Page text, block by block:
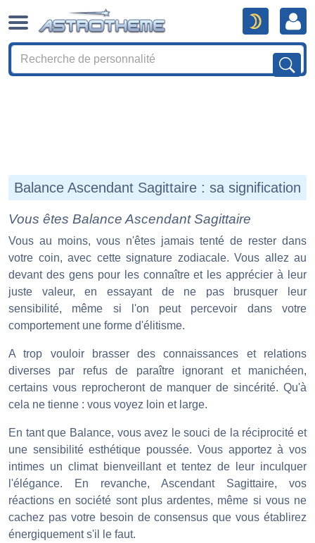
Balance Ascendant Sagittaire : sa signification
Vous êtes Balance Ascendant Sagittaire
Vous au moins, vous n'êtes jamais tenté de rester dans
votre coin, avec cette signature zodiacale. Vous allez au
devant des gens pour les connaître et les apprécier à leur
juste valeur, en essayant de ne pas brusquer leur
sensibilité, même si l'on peut percevoir dans votre
comportement une forme d'élitisme.
A trop vouloir brasser des connaissances et relations
diverses par refus de paraître ignorant et manichéen,
certains vous reprocheront de manquer de sincérité. Qu'à
cela ne tienne : vous voyez loin et large.
En tant que Balance, vous avez le souci de la réciprocité et
une sensibilité esthétique poussée. Vous apportez à vos
intimes un climat bienveillant et tentez de leur inculquer
l'élégance. En revanche, Ascendant Sagittaire, vos
réactions en société sont plus ardentes, même si vous ne
cachez pas votre besoin de consensus que vous établirez
énergiquement s'il le faut.